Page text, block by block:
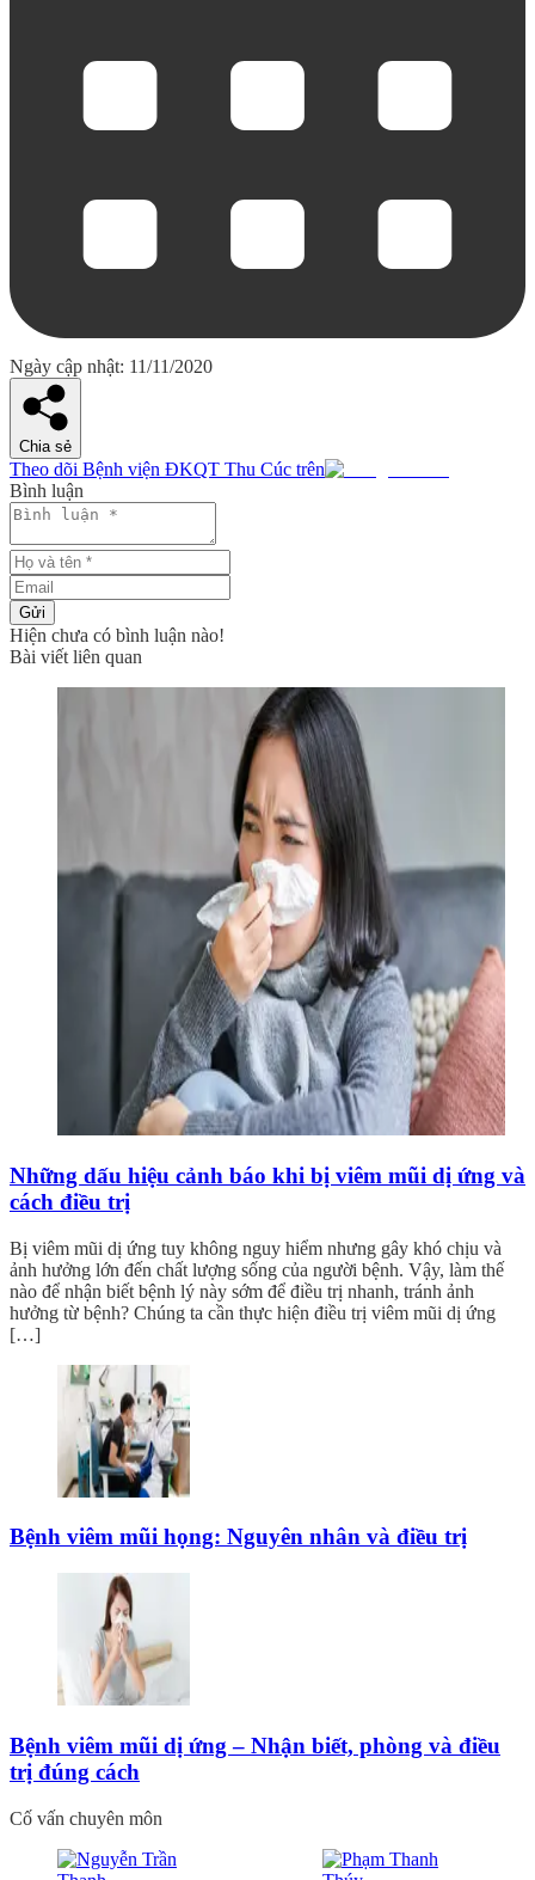
Ngày cập nhật: 11/11/2020
Chia sẻ
Theo dõi Bệnh viện ĐKQT Thu Cúc trên
Bình luận
Gửi
Hiện chưa có bình luận nào!
Bài viết liên quan
Những dấu hiệu cảnh báo khi bị viêm mũi dị ứng và
cách điều trị
Bị viêm mũi dị ứng tuy không nguy hiểm nhưng gây khó chịu và
ảnh hưởng lớn đến chất lượng sống của người bệnh. Vậy, làm thế
nào để nhận biết bệnh lý này sớm để điều trị nhanh, tránh ảnh
hưởng từ bệnh? Chúng ta cần thực hiện điều trị viêm mũi dị ứng
[…]
Bệnh viêm mũi họng: Nguyên nhân và điều trị
Bệnh viêm mũi dị ứng – Nhận biết, phòng và điều
trị đúng cách
Cố vấn chuyên môn